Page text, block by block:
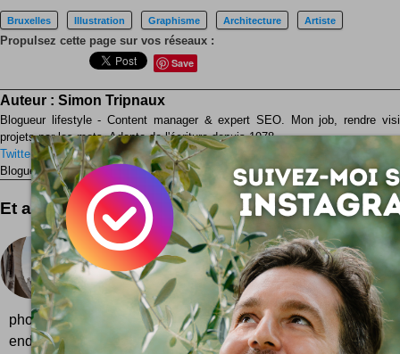
Bruxelles Illustration Graphisme Architecture Artiste
Propulsez cette page sur vos réseaux :
Save
Auteur : Simon Tripnaux
Blogueur lifestyle - Content manager & expert SEO. Mon job, rendre
projets par les mots. Adepte de l'écriture depuis 1978.
Twitter Facebook LinkedIn
Blogueur ? Auteur ?
Rejoignez la rédaction !
Et aussi ...
Bruxelles by Eric Ostermann
Des photos de Bruxelles qui caressent l'oeil
l'imaginaire d'une ville aux mille reflets. Interview
photographe qui sublime les belles pierres. Bigarrée,
endormie ou fascinante impromptue, Bruxelles ne